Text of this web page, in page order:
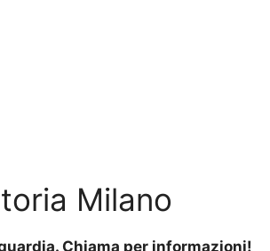
Milano
Chiama per informazioni!